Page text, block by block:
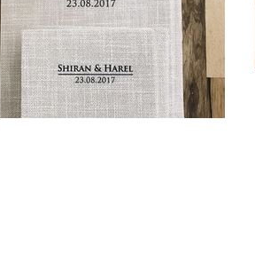
פונטים חדשים להטבעת
שמות
כריכת
הדפסת